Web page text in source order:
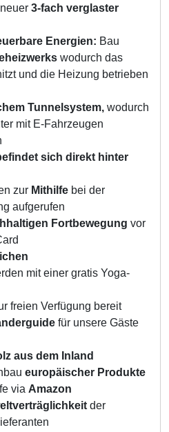
3-fach verglaster
Energien: Bau
wodurch das
und die Heizung betrieben
Tunnelsystem, wodurch
mit E-Fahrzeugen
sich direkt hinter
zur Mithilfe bei der
aufgerufen
Fortbewegung vor
mit einer gratis Yoga-
freien Verfügung bereit
für unsere Gäste
aus dem Inland
europäischer Produkte
via Amazon
der